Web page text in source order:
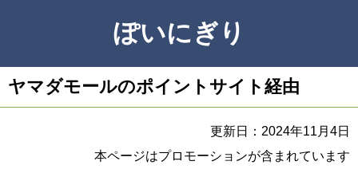
ぽいにぎり
ヤマダモールのポイントサイト経由
更新日：2024年11月4日
本ページはプロモーションが含まれています